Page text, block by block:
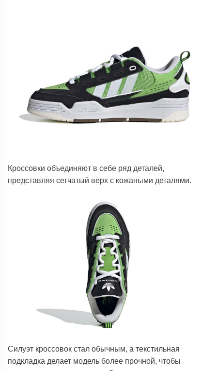
Кроссовки объединяют в себе ряд деталей,
представляя сетчатый верх с кожаными деталями.
Силуэт кроссовок стал обычным, а текстильная
подкладка делает модель более прочной, чтобы